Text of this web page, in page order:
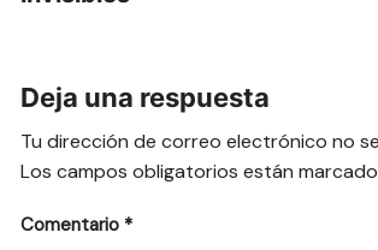
Deja una respuesta
Tu dirección de correo electrónico no
Los campos obligatorios están
Comentario *